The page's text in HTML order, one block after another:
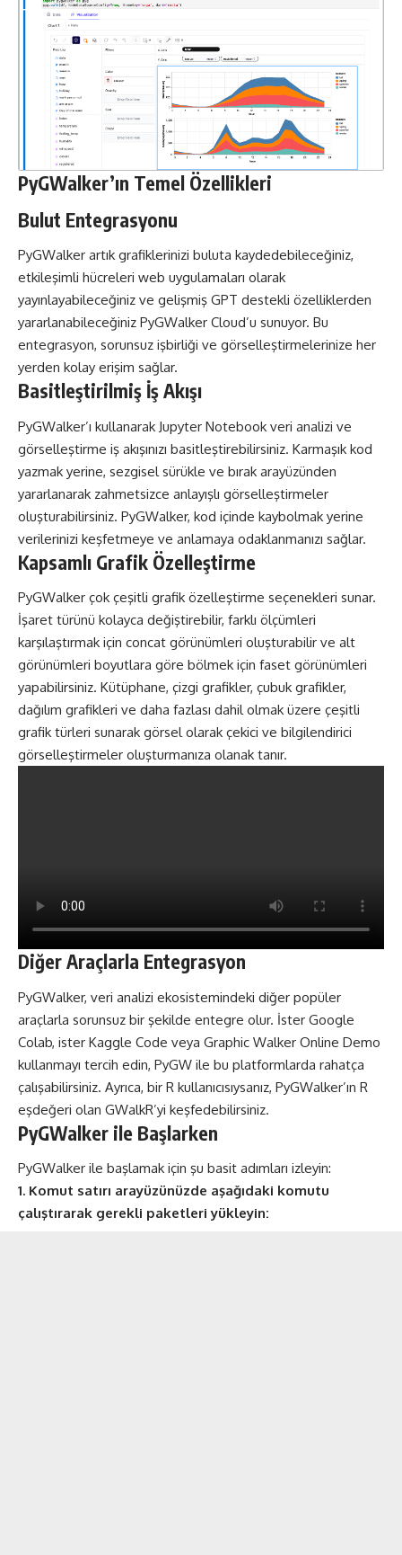
PyGWalker’ın Temel Özellikleri
Bulut Entegrasyonu
PyGWalker artık grafiklerinizi buluta kaydedebileceğiniz,
etkileşimli hücreleri web uygulamaları olarak
yayınlayabileceğiniz ve gelişmiş GPT destekli özelliklerden
yararlanabileceğiniz PyGWalker Cloud’u sunuyor. Bu
entegrasyon, sorunsuz işbirliği ve görselleştirmelerinize her
yerden kolay erişim sağlar.
Basitleştirilmiş İş Akışı
PyGWalker’ı kullanarak Jupyter Notebook veri analizi ve
görselleştirme iş akışınızı basitleştirebilirsiniz. Karmaşık kod
yazmak yerine, sezgisel sürükle ve bırak arayüzünden
yararlanarak zahmetsizce anlayışlı görselleştirmeler
oluşturabilirsiniz. PyGWalker, kod içinde kaybolmak yerine
verilerinizi keşfetmeye ve anlamaya odaklanmanızı sağlar.
Kapsamlı Grafik Özelleştirme
PyGWalker çok çeşitli grafik özelleştirme seçenekleri sunar.
İşaret türünü kolayca değiştirebilir, farklı ölçümleri
karşılaştırmak için concat görünümleri oluşturabilir ve alt
görünümleri boyutlara göre bölmek için faset görünümleri
yapabilirsiniz. Kütüphane, çizgi grafikler, çubuk grafikler,
dağılım grafikleri ve daha fazlası dahil olmak üzere çeşitli
grafik türleri sunarak görsel olarak çekici ve bilgilendirici
görselleştirmeler oluşturmanıza olanak tanır.
Diğer Araçlarla Entegrasyon
PyGWalker, veri analizi ekosistemindeki diğer popüler
araçlarla sorunsuz bir şekilde entegre olur. İster Google
Colab, ister Kaggle Code veya Graphic Walker Online Demo
kullanmayı tercih edin, PyGW ile bu platformlarda rahatça
çalışabilirsiniz. Ayrıca, bir R kullanıcısıysanız, PyGWalker’ın R
eşdeğeri olan GWalkR’yi keşfedebilirsiniz.
PyGWalker ile Başlarken
PyGWalker ile başlamak için şu basit adımları izleyin:
1. Komut satırı arayüzünüzde aşağıdaki komutu
çalıştırarak gerekli paketleri yükleyin: